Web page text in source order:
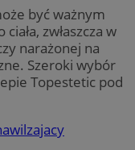
być ważnym
zwłaszcza w
narażonej na
Szeroki wybór
Topestetic pod